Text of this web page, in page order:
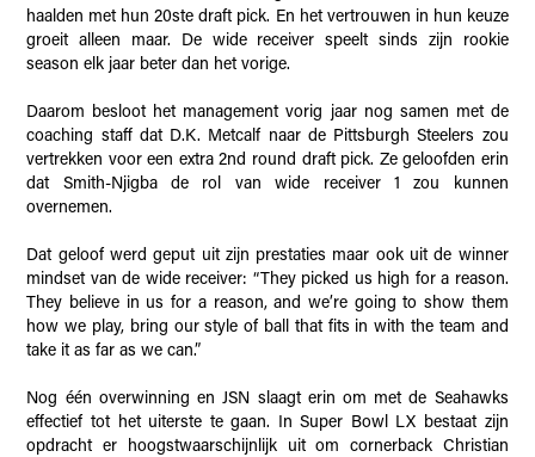
haalden met hun 20ste draft pick. En het vertrouwen in hun keuze
groeit alleen maar. De wide receiver speelt sinds zijn rookie
season elk jaar beter dan het vorige.
Daarom besloot het management vorig jaar nog samen met de
coaching staff dat D.K. Metcalf naar de Pittsburgh Steelers zou
vertrekken voor een extra 2nd round draft pick. Ze geloofden erin
dat Smith-Njigba de rol van wide receiver 1 zou kunnen
overnemen.
Dat geloof werd geput uit zijn prestaties maar ook uit de winner
mindset van de wide receiver: “They picked us high for a reason.
They believe in us for a reason, and we’re going to show them
how we play, bring our style of ball that fits in with the team and
take it as far as we can.”
Nog één overwinning en JSN slaagt erin om met de Seahawks
effectief tot het uiterste te gaan. In Super Bowl LX bestaat zijn
opdracht er hoogstwaarschijnlijk uit om cornerback Christian